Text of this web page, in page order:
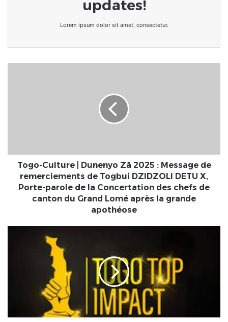
updates!
Lorem ipsum dolor sit amet, consectetur.
remerciements
Togbui
Porte-
Togo-Culture | Dunenyo Zã 2025 : Message de
remerciements de Togbui DZIDZOLI DETU X,
Porte-parole de la Concertation des chefs de
canton du Grand Lomé après la grande
apothéose